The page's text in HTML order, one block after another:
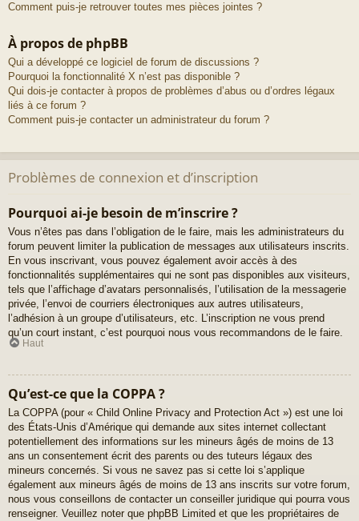
Comment puis-je retrouver toutes mes pièces jointes ?
À propos de phpBB
Qui a développé ce logiciel de forum de discussions ?
Pourquoi la fonctionnalité X n’est pas disponible ?
Qui dois-je contacter à propos de problèmes d’abus ou d’ordres légaux
liés à ce forum ?
Comment puis-je contacter un administrateur du forum ?
Problèmes de connexion et d’inscription
Pourquoi ai-je besoin de m’inscrire ?
Vous n’êtes pas dans l’obligation de le faire, mais les administrateurs du
forum peuvent limiter la publication de messages aux utilisateurs inscrits.
En vous inscrivant, vous pouvez également avoir accès à des
fonctionnalités supplémentaires qui ne sont pas disponibles aux visiteurs,
tels que l’affichage d’avatars personnalisés, l’utilisation de la messagerie
privée, l’envoi de courriers électroniques aux autres utilisateurs,
l’adhésion à un groupe d’utilisateurs, etc. L’inscription ne vous prend
qu’un court instant, c’est pourquoi nous vous recommandons de le faire.
Haut
Qu’est-ce que la COPPA ?
La COPPA (pour « Child Online Privacy and Protection Act ») est une loi
des États-Unis d’Amérique qui demande aux sites internet collectant
potentiellement des informations sur les mineurs âgés de moins de 13
ans un consentement écrit des parents ou des tuteurs légaux des
mineurs concernés. Si vous ne savez pas si cette loi s’applique
également aux mineurs âgés de moins de 13 ans inscrits sur votre forum,
nous vous conseillons de contacter un conseiller juridique qui pourra vous
renseigner. Veuillez noter que phpBB Limited et que les propriétaires de